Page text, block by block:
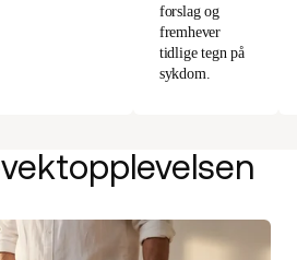
forslag og
fremhever
tidlige tegn på
sykdom.